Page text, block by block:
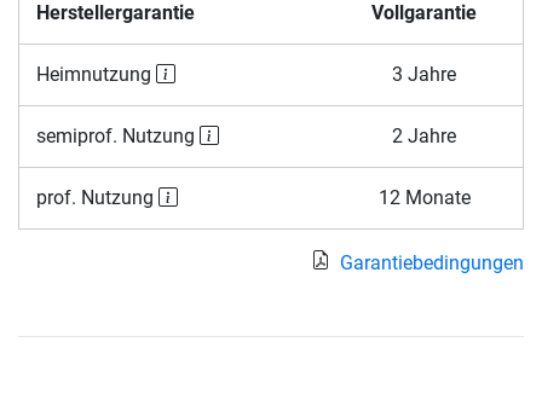
Herstellergarantie Vollgarantie
Heimnutzung 3 Jahre
semiprof. Nutzung 2 Jahre
prof. Nutzung 12 Monate
Garantiebedingungen